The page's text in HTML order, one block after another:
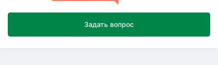
Задать вопрос